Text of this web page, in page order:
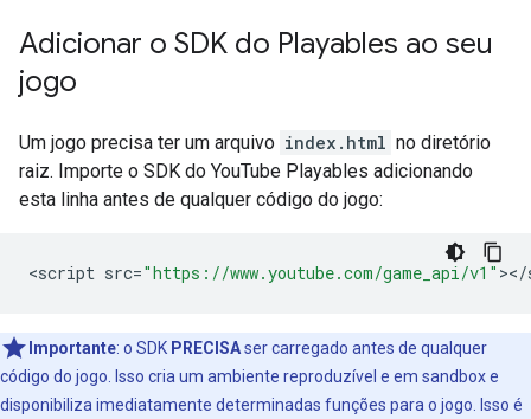
Adicionar o SDK do Playables ao seu
jogo
Um jogo precisa ter um arquivo index.html no diretório
raiz. Importe o SDK do YouTube Playables adicionando
esta linha antes de qualquer código do jogo:
<script src="https://www.youtube.com/game_api/v1" ></
Importante: o SDK PRECISAser carregado antes de qualquer
código do jogo. Isso cria um ambiente reproduzível e em sandbox e
disponibiliza imediatamente determinadas funções para o jogo. Isso é